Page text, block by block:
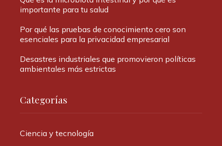
importante para tu salud
Por qué las pruebas de conocimiento cero son
esenciales para la privacidad empresarial
Desastres industriales que promovieron políticas
ambientales más estrictas
Categorías
Ciencia y tecnología